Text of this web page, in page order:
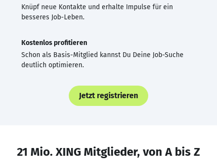
Knüpf neue Kontakte und erhalte Impulse für ein
besseres Job-Leben.
Kostenlos profitieren
Schon als Basis-Mitglied kannst Du Deine Job-Suche
deutlich optimieren.
Jetzt registrieren
21 Mio. XING Mitglieder, von A bis Z